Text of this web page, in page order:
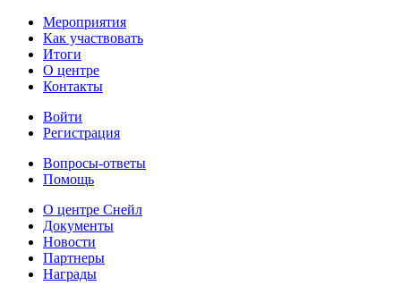
Мероприятия
Как участвовать
Итоги
О центре
Контакты
Войти
Регистрация
Вопросы-ответы
Помощь
О центре Снейл
Документы
Новости
Партнеры
Награды